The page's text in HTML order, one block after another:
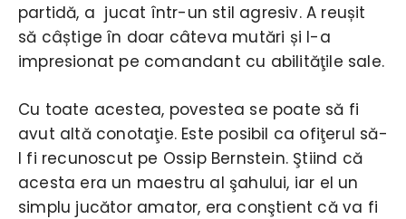
partidă, a jucat într-un stil agresiv. A reușit
să câștige în doar câteva mutări și l-a
impresionat pe comandant cu abilităţile sale.
Cu toate acestea, povestea se poate să fi
avut altă conotaţie. Este posibil ca ofiţerul să-
l fi recunoscut pe Ossip Bernstein. Ştiind că
acesta era un maestru al şahului, iar el un
simplu jucător amator, era conştient că va fi